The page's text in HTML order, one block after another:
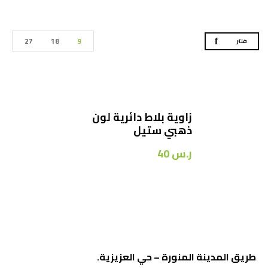
فلتر 9
18
27
زاوية بلاط دائرية لون
ذهبي ستيل
ر.س40
طريق المدينة المنورة – حي العزيزية.